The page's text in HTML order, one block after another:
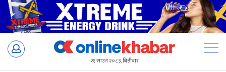
Skip
२१ साउन २०८३, बिहीबार